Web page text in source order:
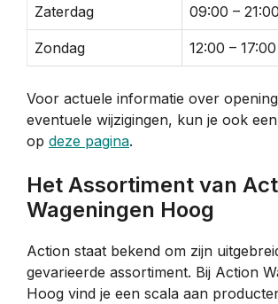
Zaterdag 09:00 – 21:00
Zondag 12:00 – 17:00
Voor actuele informatie over
eventuele wijzigingen, kun je ook
op deze pagina.
Het Assortiment van Action
Wageningen Hoog
Action staat bekend om zijn
gevarieerde assortiment. Bij Action
Hoog vind je een scala aan